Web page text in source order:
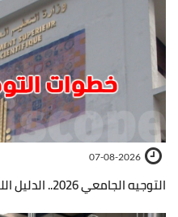
07-08-2026
التوجيه الجامعي 2026.. الدليل اللي يستناه الطلبة خرج اليوم